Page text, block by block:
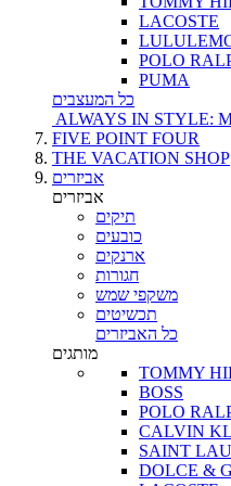
LACOSTE
POLO
PUMA
כל המעצבים
ALWAYS IN STYLE:
FIVE POINT FOUR
THE VACATION SHOP
אביזרים
אביזרים
תיקים
כובעים
ארנקים
חגורות
משקפי שמש
תכשיטים
כל האביזרים
מותגים
TOMMY
BOSS
POLO
CALVIN
SAINT
DOLCE &